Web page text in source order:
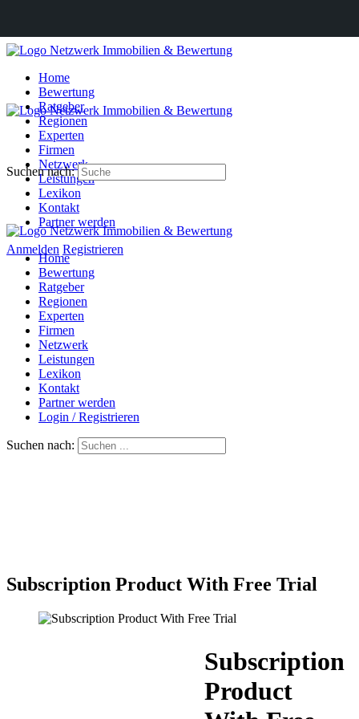
Home
Bewertung
Ratgeber
Regionen
Experten
Firmen
Netzwerk
Leistungen
Lexikon
Kontakt
Partner werden
Anmelden Registrieren
Suchen nach:
Home
Bewertung
Ratgeber
Regionen
Experten
Firmen
Netzwerk
Leistungen
Lexikon
Kontakt
Partner werden
Login / Registrieren
Suchen nach:
Subscription Product With Free Trial
Subscription
Product